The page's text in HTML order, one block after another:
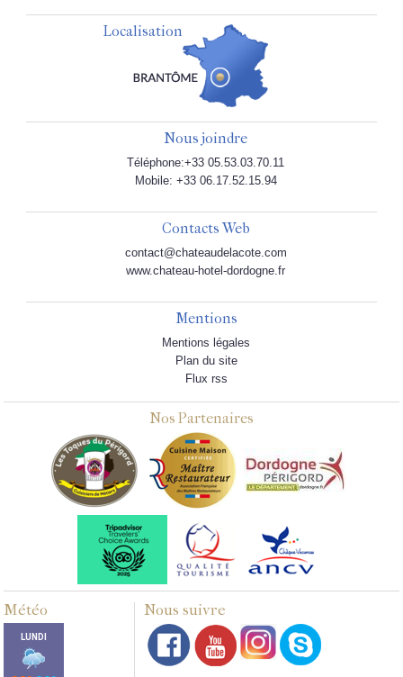
Localisation
Nous joindre
Téléphone:+33 05.53.03.70.11
Mobile: +33 06.17.52.15.94
Contacts Web
contact@chateaudelacote.com
www.chateau-hotel-dordogne.fr
Mentions
Mentions légales
Plan du site
Flux rss
Nos Partenaires
Météo Nous suivre